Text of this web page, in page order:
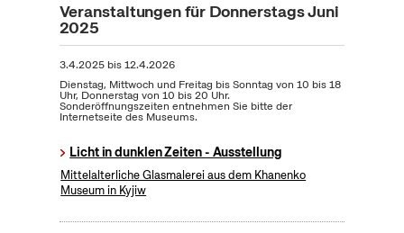
Veranstaltungen für Donnerstags Juni
2025
3.4.2025bis12.4.2026
Dienstag, Mittwoch und Freitag bis Sonntag von 10 bis 18
Uhr, Donnerstag von 10 bis 20 Uhr.
Sonderöffnungszeiten entnehmen Sie bitte der
Internetseite des Museums.
Licht in dunklen Zeiten - Ausstellung
Mittelalterliche Glasmalerei aus dem Khanenko
Museum in Kyjiw